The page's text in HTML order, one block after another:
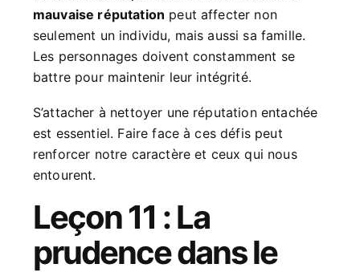
mauvaise réputation peut affecter non
seulement un individu, mais aussi sa famille.
Les personnages doivent constamment se
battre pour maintenir leur intégrité.
S’attacher à nettoyer une réputation entachée
est essentiel. Faire face à ces défis peut
renforcer notre caractère et ceux qui nous
entourent.
Leçon 11 : La
prudence dans le